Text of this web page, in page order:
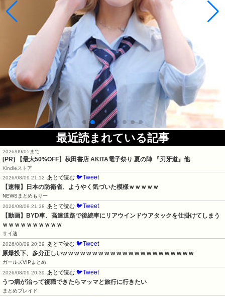
最近読まれている記事
2026/09/05まで
[PR] 【最大50%OFF】秋田書店 AKITA電子祭り 夏の陣 『刃牙道』他
Kindleストア
2026/08/09 21:12
あとで読む 🐦Tweet
【速報】日本の防衛省、ようやく気づいた模様ｗｗｗｗｗ
NEWSまとめもりー
2026/08/09 21:38
あとで読む 🐦Tweet
【動画】BYD車、高速道路で後続車にリアウインドウアタックを仕掛けてしまう
ｗｗｗｗｗｗｗｗｗｗ
サイ速
2026/08/09 20:39
あとで読む 🐦Tweet
原爆投下、多分正しいw w w w w w w w w w w w w w w w w w w w w w
ガールズVIPまとめ
2026/08/09 20:39
あとで読む 🐦Tweet
うつ病が治って復職できたらマッマと旅行に行きたい
まとめブレイド